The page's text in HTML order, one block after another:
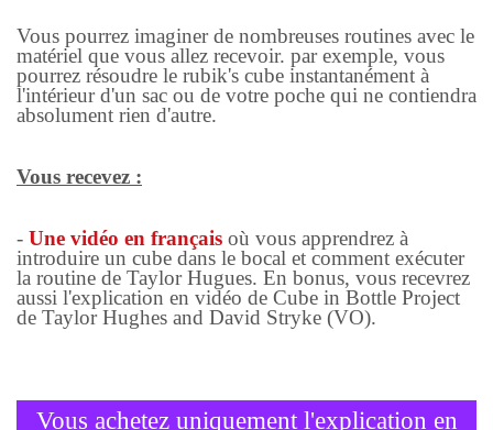
Vous pourrez imaginer de nombreuses routines avec le
matériel que vous allez recevoir. par exemple, vous
pourrez résoudre le rubik's cube instantanément à
l'intérieur d'un sac ou de votre poche qui ne contiendra
absolument rien d'autre.
Vous recevez :
- Une vidéo en français où vous apprendrez à
introduire un cube dans le bocal et comment exécuter
la routine de Taylor Hugues. En bonus, vous recevrez
aussi l'explication en vidéo de Cube in Bottle Project
de Taylor Hughes and David Stryke (VO).
Vous achetez uniquement l'explication en